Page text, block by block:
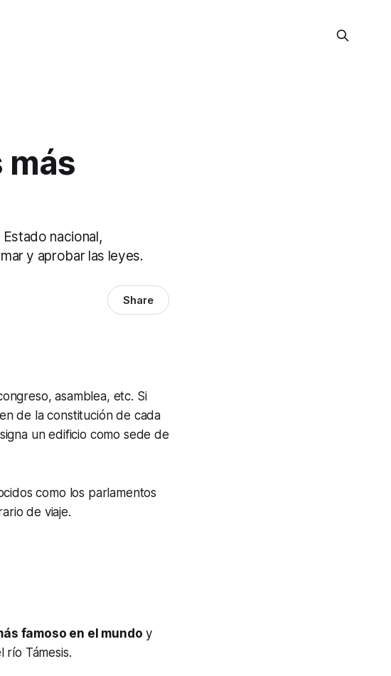
nacional,
y aprobar las leyes.
Share
asamblea, etc. Si
de la constitución de cada
un edificio como sede de
como los parlamentos
de viaje.
famoso en el mundo y
río Támesis.